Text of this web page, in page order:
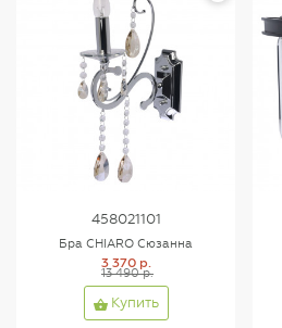
458021101
Бра CHIARO Сюзанна
3 370 р.
13 490 р.
Купить